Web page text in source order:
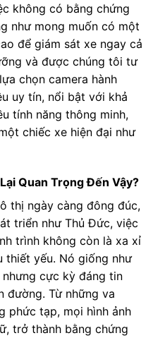
không có bằng chứng
như mong muốn có một
để giám sát xe ngay cả
và được chúng tôi tư
chọn camera hành
uy tín, nổi bật với khả
tính năng thông minh,
chiếc xe hiện đại như
Quan Trọng Đến Vậy?
thị ngày càng đông đúc,
triển như Thủ Đức, việc
trình không còn là xa xỉ
thiết yếu. Nó giống như
nhưng cực kỳ đáng tin
đường. Từ những va
phức tạp, mọi hình ảnh
trở thành bằng chứng